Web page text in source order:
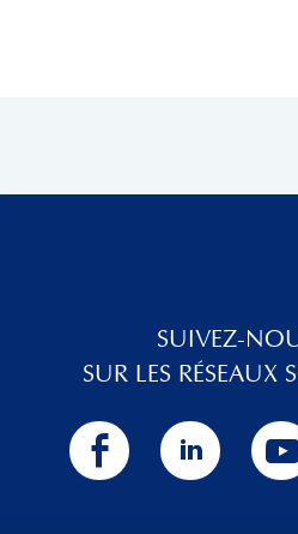
SUIVEZ-
SUR LES RÉSEAUX